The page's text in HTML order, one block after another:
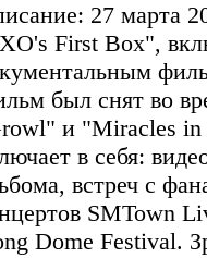
27 марта
First Box",
был снят во
и "Miracles in
в себя:
встреч с
SMTown
Dome Festival.